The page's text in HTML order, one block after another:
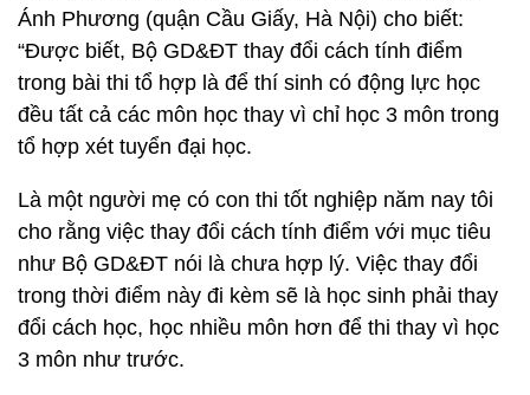
Ánh Phương (quận Cầu Giấy, Hà Nội) cho biết:
“Được biết, Bộ GD&ĐT thay đổi cách tính điểm
trong bài thi tổ hợp là để thí sinh có động lực học
đều tất cả các môn học thay vì chỉ học 3 môn trong
tổ hợp xét tuyển đại học.
Là một người mẹ có con thi tốt nghiệp năm nay tôi
cho rằng việc thay đổi cách tính điểm với mục tiêu
như Bộ GD&ĐT nói là chưa hợp lý. Việc thay đổi
trong thời điểm này đi kèm sẽ là học sinh phải thay
đổi cách học, học nhiều môn hơn để thi thay vì học
3 môn như trước.